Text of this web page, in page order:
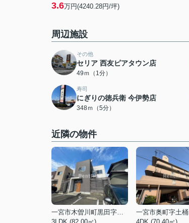
3.6万円(4240.28円/坪)
周辺施設
その他
セリア 西友ピアタウン店
49ｍ（1分）
寿司
にぎりの徳兵衛 今伊勢店
348ｍ（5分）
近隣の物件
一宮市木曽川町黒田字酉新田西ノ切
一宮市奥町字土桶